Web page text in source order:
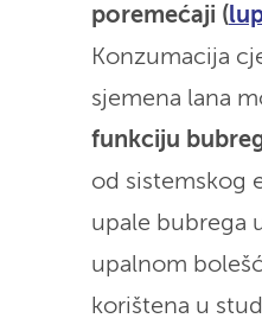
poremećaji (
Konzumacija
sjemena lana
funkciju
od sistemskog
upale bubrega
upalnom
korištena u